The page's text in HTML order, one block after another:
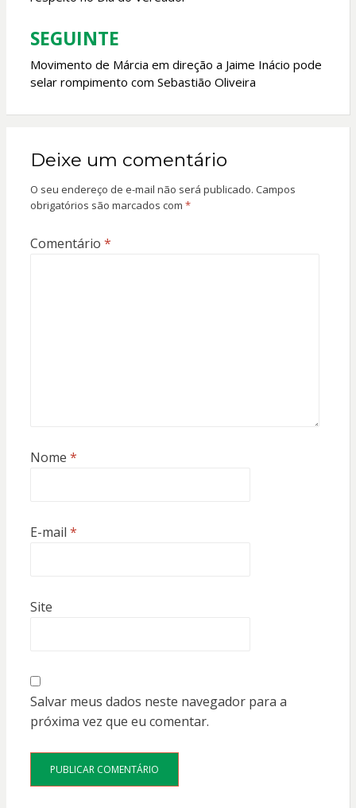
Post
SEGUINTE
Movimento de Márcia em direção a Jaime Inácio pode
selar rompimento com Sebastião Oliveira
Deixe um comentário
O seu endereço de e-mail não será publicado. Campos
obrigatórios são marcados com *
Comentário *
Nome *
E-mail *
Site
Salvar meus dados neste navegador para a
próxima vez que eu comentar.